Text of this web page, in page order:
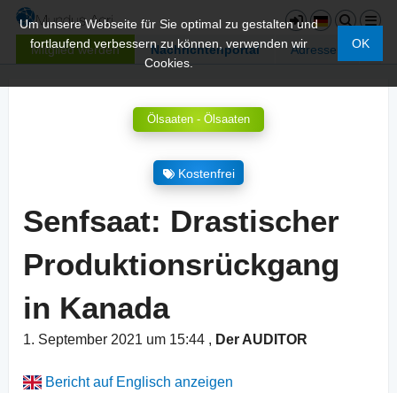
Mitglied werden Nachrichtenportal Adressen
Um unsere Webseite für Sie optimal zu gestalten und
fortlaufend verbessern zu können, verwenden wir
Cookies.
OK
Ölsaaten - Ölsaaten
Kostenfrei
Senfsaat: Drastischer
Produktionsrückgang
in Kanada
1. September 2021 um 15:44 , Der AUDITOR
Bericht auf Englisch anzeigen